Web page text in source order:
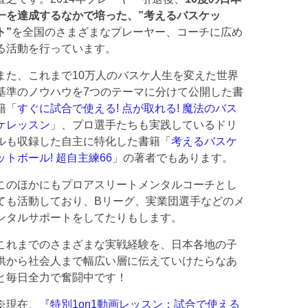
を達成するなかで培った、”考えるバスケッ
”を全国のさまざまなプレーヤー、コーチに広め
活動を行っています。
た、これまで10万人のバスケ人生を変えた世界
準のノウハウを7つのテーマに分けて公開した書
「すぐに試合で使える! 点が取れる! 魔法のバス
レッスン 」、プロ選手たちも実践しているドリ
も収録した自主に特化した書籍「考えるバスケ
トボール! 超自主練66 」の著者でもあります。
のほかにもプロアスリートメンタルコーチとし
も活動しており、Bリーグ、実業団選手などのメ
タルサポートをしてたりもします。
れまでのさまざまな実戦経験を、日本各地の子
から社会人まで幅広い層に伝えていけたらなあ
毎日全力で奮闘中です！
在、 『特別1on1動画レッスン：試合で使える